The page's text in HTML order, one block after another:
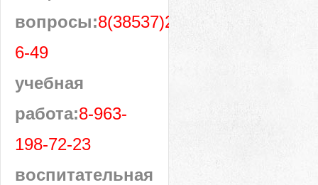
вопросы:8(38537)28-
6-49
учебная
работа:8-963-
198-72-23
воспитательная